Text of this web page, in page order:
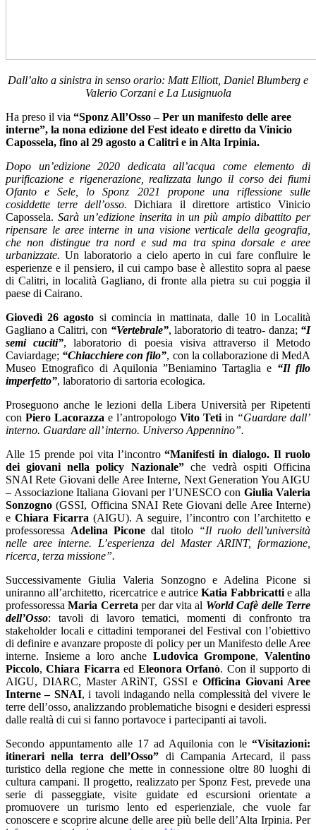
Dall’alto a sinistra in senso orario: Matt Elliott, Daniel Blumberg e
Valerio Corzani e La Lusignuola
Ha preso il via “Sponz All’Osso – Per un manifesto delle aree
interne”, la nona edizione del Fest ideato e diretto da Vinicio
Capossela, fino al 29 agosto a Calitri e in Alta Irpinia.
Dopo un’edizione 2020 dedicata all’acqua come elemento di
purificazione e rigenerazione, realizzata lungo il corso dei fiumi
Ofanto e Sele, lo Sponz 2021 propone una riflessione sulle
cosiddette terre dell’osso. Dichiara il direttore artistico Vinicio
Capossela. Sarà un’edizione inserita in un più ampio dibattito per
ripensare le aree interne in una visione verticale della geografia,
che non distingue tra nord e sud ma tra spina dorsale e aree
urbanizzate. Un laboratorio a cielo aperto in cui fare confluire le
esperienze e il pensiero, il cui campo base è allestito sopra al paese
di Calitri, in località Gagliano, di fronte alla pietra su cui poggia il
paese di Cairano.
Giovedì 26 agosto si comincia in mattinata, dalle 10 in Località
Gagliano a Calitri, con “Vertebrale”, laboratorio di teatro- danza; “I
semi cuciti”, laboratorio di poesia visiva attraverso il Metodo
Caviardage; “Chiacchiere con filo”, con la collaborazione di MedA
Museo Etnografico di Aquilonia ”Beniamino Tartaglia e “Il filo
imperfetto”, laboratorio di sartoria ecologica.
Proseguono anche le lezioni della Libera Università per Ripetenti
con Piero Lacorazza e l’antropologo Vito Teti in “Guardare dall’
interno. Guardare all’ interno. Universo Appennino”.
Alle 15 prende poi vita l’incontro“Manifesti in dialogo. Il ruolo
dei giovani nella policy Nazionale”che vedrà ospiti Officina
SNAI Rete Giovani delle Aree Interne, Next Generation You AIGU
– Associazione Italiana Giovani per l’UNESCO con Giulia Valeria
Sonzogno (GSSI, Officina SNAI Rete Giovani delle Aree Interne)
e Chiara Ficarra (AIGU). A seguire, l’incontro con l’architetto e
professoressa Adelina Picone dal titolo “Il ruolo dell’università
nelle aree interne. L’esperienza del Master ARINT, formazione,
ricerca, terza missione”.
Successivamente Giulia Valeria Sonzogno e Adelina Picone si
uniranno all’architetto, ricercatrice e autriceKatia Fabbricattie alla
professoressaMaria Cerreta per dar vita al World Cafè delle Terre
dell’Osso: tavoli di lavoro tematici, momenti di confronto tra
stakeholder locali e cittadini temporanei del Festival con l’obiettivo
di definire e avanzare proposte di policy per un Manifesto delle Aree
interne. Insieme a loro anche Ludovica Grompone,Valentino
Piccolo,Chiara Ficarra ed Eleonora Orfanò. Con il supporto di
AIGU, DIARC, Master ARìNT, GSSI e Officina Giovani Aree
Interne – SNAI, i tavoli indagando nella complessità del vivere le
terre dell’osso, analizzando problematiche bisogni e desideri espressi
dalle realtà di cui si fanno portavoce i partecipanti ai tavoli.
Secondo appuntamento alle 17 ad Aquilonia con le “Visitazioni:
itinerari nella terra dell’Osso” di Campania Artecard, il pass
turistico della regione che mette in connessione oltre 80 luoghi di
cultura campani. Il progetto, realizzato per Sponz Fest, prevede una
serie di passeggiate, visite guidate ed escursioni orientate a
promuovere un turismo lento ed esperienziale, che vuole far
conoscere e scoprire alcune delle aree più belle dell’Alta Irpinia. Per